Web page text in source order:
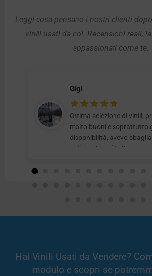
Leggi cosa pensano i nostri clienti
vinili usati da noi. Recensioni reali,
appassionati come te.
Gigi
Ottima selezione di vinili,
molto buoni e soprattutto
disponibilità, avevo
ordine e Leggi tutto
Hai Vinili Usati da Vendere?
modulo e scopri se